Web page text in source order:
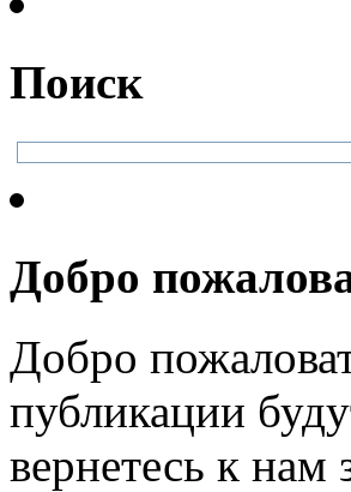
Поиск
Добро
Добро
публикации
вернетесь к